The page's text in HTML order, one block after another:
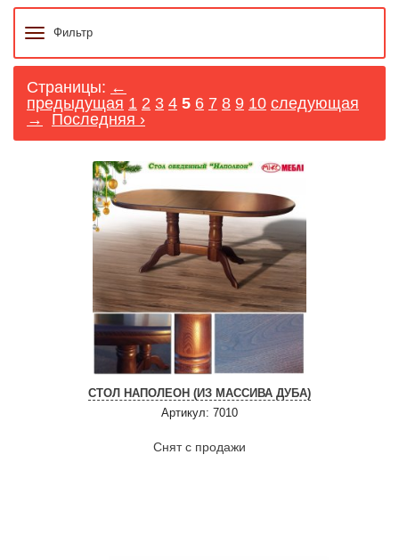
Фильтр
Страницы: ←
предыдущая 1 2 3 4 5 6 7 8 9 10 следующая
→
Последняя ›
СТОЛ НАПОЛЕОН (ИЗ МАССИВА ДУБА)
Артикул: 7010
Снят с продажи